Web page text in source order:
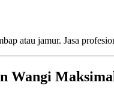
atau jamur. Jasa
Wangi